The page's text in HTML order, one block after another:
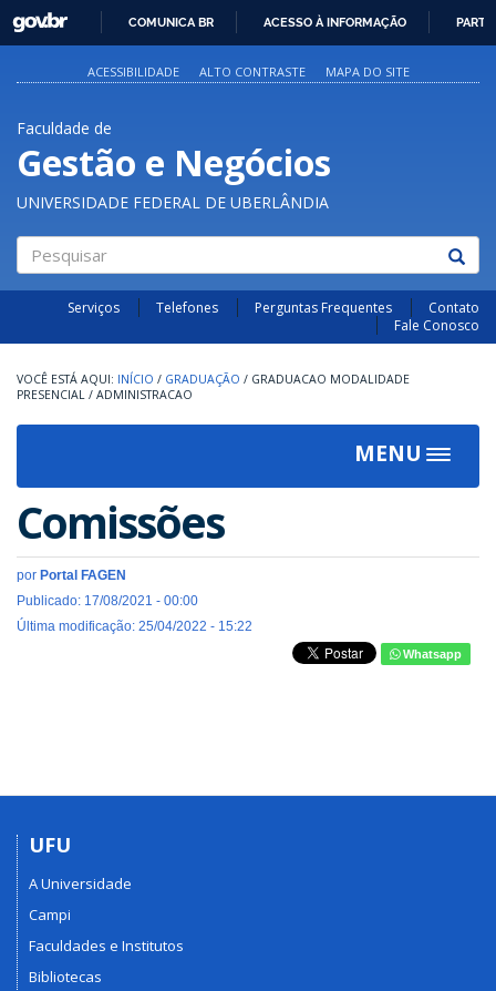
PARA
O
GOVBR
COMUNICA BR ACESSO À INFORMAÇÃO
ACESSIBILIDADE ALTO CONTRASTE MAPA DO SITE
Faculdade de
Gestão e Negócios
UNIVERSIDADE FEDERAL DE UBERLÂNDIA
Pesquisar
Serviços Telefones Perguntas Frequentes
Contato
Fale Conosco
INÍCIO / GRADUAÇÃO / GRADUACAO MODALIDADE
PRESENCIAL / ADMINISTRACAO
MENU
Toggle
Comissões
por Portal FAGEN
Publicado: 17/08/2021 - 00:00
Última modificação: 25/04/2022 - 15:22
Whatsapp
UFU
A Universidade
Campi
Faculdades e Institutos
Bibliotecas